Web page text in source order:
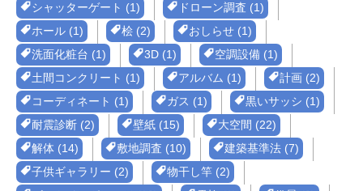
シャッターゲート (1)
ドローン調査 (1)
ホール (1)
桧 (2)
おしらせ (1)
洗面化粧台 (1)
3D (1)
空調設備 (1)
土間コンクリート (1)
アルバム (1)
計画 (2)
コーディネート (1)
ガス (1)
黒いサッシ (1)
耐震診断 (2)
壁紙 (15)
大空間 (22)
解体 (14)
敷地調査 (10)
建築基準法 (7)
子供ギャラリー (2)
物干し竿 (2)